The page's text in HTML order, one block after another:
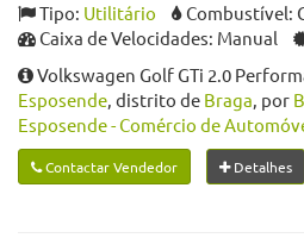
Tipo: Utilitário
Combustível:
Caixa de Velocidades: Manual
Volkswagen Golf GTi 2.0
Esposende, distrito de Braga, por
Esposende - Comércio de
Contactar Vendedor Detalhes